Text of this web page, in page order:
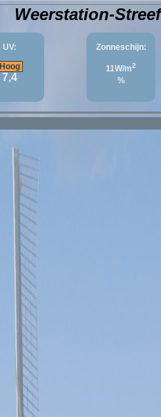
Weerstation-
UV:
Hoog
7,4
Zonneschijn:
11W/m2
%